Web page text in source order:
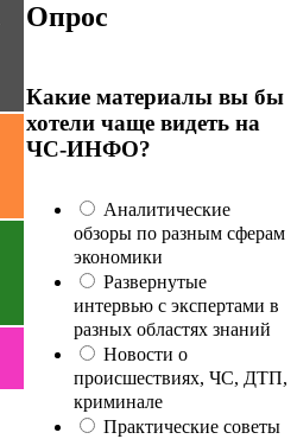
Опрос
Какие материалы вы бы
хотели чаще видеть на
ЧС-ИНФО?
Аналитические
обзоры по разным сферам
экономики
Развернутые
интервью с экспертами в
разных областях знаний
Новости о
происшествиях, ЧС, ДТП,
криминале
Практические советы